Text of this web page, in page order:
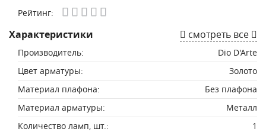
Рейтинг:
Характеристики смотреть все
Производитель:
Dio D'Arte
Цвет арматуры:
Золото
Материал плафона:
Без плафона
Материал арматуры:
Металл
Количество ламп, шт.:
1